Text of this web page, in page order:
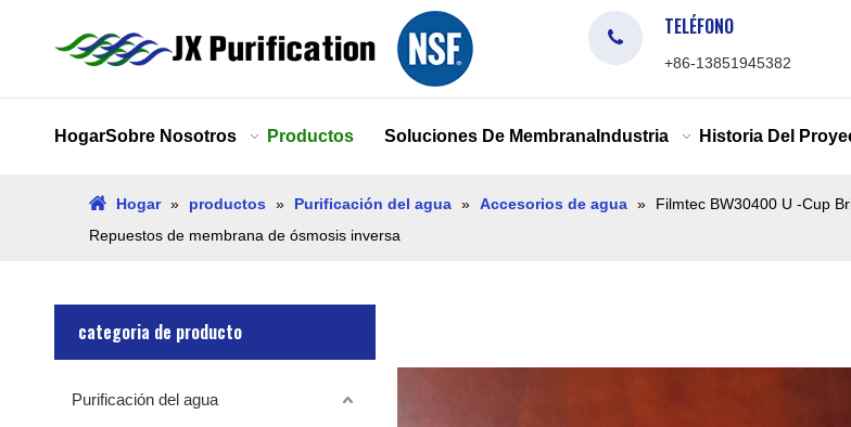
TELÉFONO
+86-13851945382
HogarSobre Nosotros Productos Soluciones De Membrana Industria Historia Del
Hogar » productos » Purificación del agua » Accesorios de agua »
Filmtec BW30400 U -Cup
Repuestos de membrana de ósmosis inversa
categoria de producto
Purificación del agua